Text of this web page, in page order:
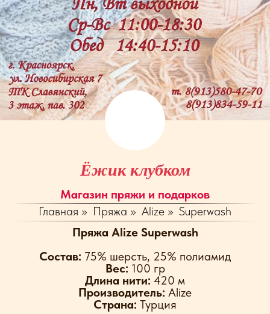
Ёжик клубком
Магазин пряжи и подарков
Главная » Пряжа » Alize » Superwash
Пряжа Alize Superwash
Cостав: 75% шерсть, 25% полиамид
Вес: 100 гр
Длина нити: 420 м
Производитель: Alize
Страна: Турция